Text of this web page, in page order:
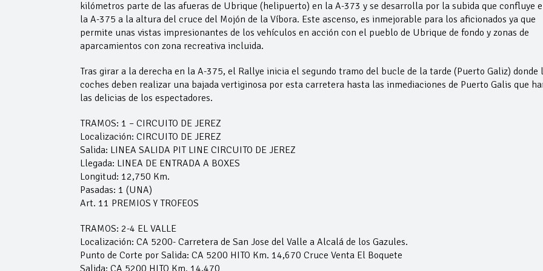
kilómetros parte de las afueras de Ubrique (helipuerto) en la A-373 y se desarrolla por la subida que confluye
la A-375 a la altura del cruce del Mojón de la Víbora. Este ascenso, es inmejorable para los aficionados ya que
permite unas vistas impresionantes de los vehículos en acción con el pueblo de Ubrique de fondo y zonas de
aparcamientos con zona recreativa incluida.
Tras girar a la derecha en la A-375, el Rallye inicia el segundo tramo del bucle de la tarde (Puerto Galiz) donde
coches deben realizar una bajada vertiginosa por esta carretera hasta las inmediaciones de Puerto Galis que
las delicias de los espectadores.
TRAMOS: 1 – CIRCUITO DE JEREZ
Localización: CIRCUITO DE JEREZ
Salida: LINEA SALIDA PIT LINE CIRCUITO DE JEREZ
Llegada: LINEA DE ENTRADA A BOXES
Longitud: 12,750 Km.
Pasadas: 1 (UNA)
Art. 11 PREMIOS Y TROFEOS
TRAMOS: 2-4 EL VALLE
Localización: CA 5200- Carretera de San Jose del Valle a Alcalá de los Gazules.
Punto de Corte por Salida: CA 5200 HITO Km. 14,670 Cruce Venta El Boquete